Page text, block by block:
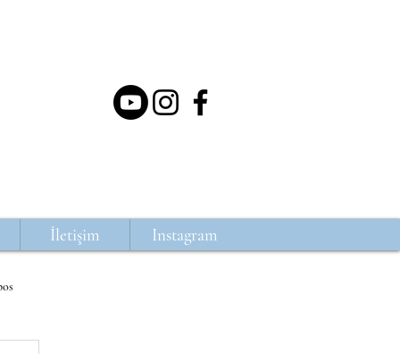
İletişim Instagram